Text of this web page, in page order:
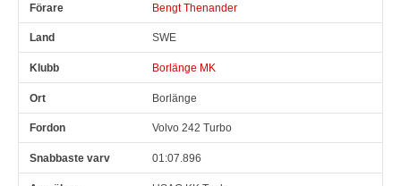
Bengt Thenander
SWE
Borlänge MK
Borlänge
Volvo 242 Turbo
01:07.896